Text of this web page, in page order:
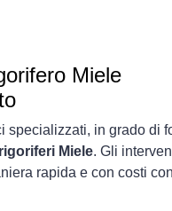
Miele
specializzati, in grado di
Miele. Gli
rapida e con costi